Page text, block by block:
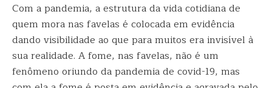
Com a pandemia, a estrutura da vida cotidiana de
quem mora nas favelas é colocada em evidência
dando visibilidade ao que para muitos era invisível à
sua realidade. A fome, nas favelas, não é um
fenômeno oriundo da pandemia de covid-19, mas